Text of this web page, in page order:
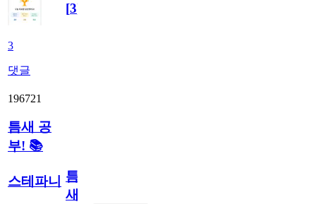
3
댓글
[3]
196721
틈새 공
부! 📚
스테파니 틈
새